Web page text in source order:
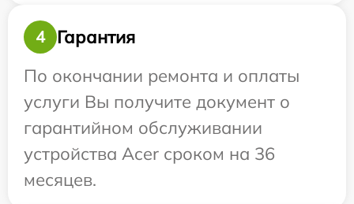
4
Гарантия
По окончании ремонта и оплаты
услуги Вы получите документ о
гарантийном обслуживании
устройства Acer сроком на 36
месяцев.